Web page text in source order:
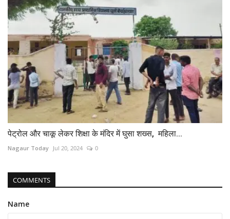
पेट्रोल और चाकू लेकर शिक्षा के मंदिर में घुसा शख्स, महिला...
Nagaur Today Jul 20, 2024 0
COMMENTS
Name